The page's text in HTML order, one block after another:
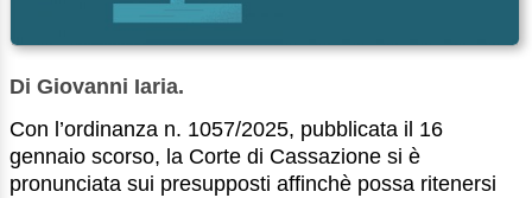
Di Giovanni Iaria.
Con l’ordinanza n. 1057/2025, pubblicata il 16
gennaio scorso, la Corte di Cassazione si è
pronunciata sui presupposti affinchè possa ritenersi